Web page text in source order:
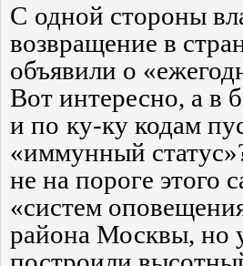
С одной стороны
возвращение в
объявили о
Вот интересно, а в
и по ку-ку кодам
«иммунный
не на пороге этого
«систем
района Москвы, но